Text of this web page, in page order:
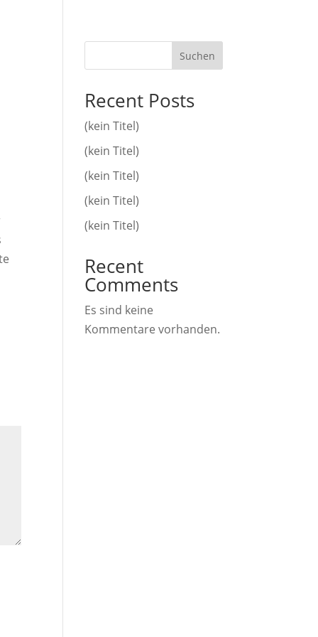
Suchen
Recent Posts
(kein Titel)
(kein Titel)
(kein Titel)
(kein Titel)
(kein Titel)
Recent
Comments
Es sind keine
Kommentare vorhanden.